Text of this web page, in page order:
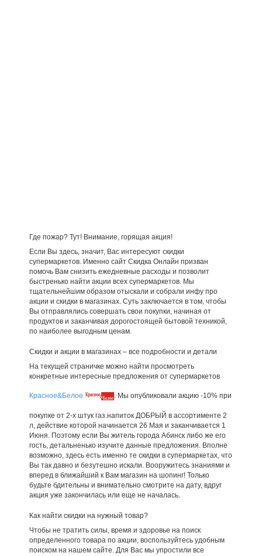
Где пожар? Тут! Внимание, горящая акция!
Если Вы здесь, значит, Вас интересуют скидки
супермаркетов. Именно сайт Скидка Онлайн призван
помочь Вам снизить ежедневные расходы и позволит
быстренько найти акции всех супермаркетов. Мы
тщательнейшим образом отыскали и собрали инфу про
акции и скидки в магазинах. Суть заключается в том, чтобы
Вы отправлялись совершать свои покупки, начиная от
продуктов и заканчивая дорогостоящей бытовой техникой,
по наиболее выгодным ценам.
Скидки и акции в магазинах – все подробности и детали
На текущей страничке можно найти просмотреть
конкретные интересные предложения от супермаркетов
Красное&Белое . Мы опубликовали акцию -10% при
покупке от 2-х штук газ.напиток ДОБРЫЙ в ассортименте 2
л, действие которой начинается 26 Мая и заканчивается 1
Июня. Поэтому если Вы житель города Абинск либо же его
гость, детальненько изучите данные предложения. Вполне
возможно, здесь есть именно те скидки в супермаркетах, что
Вы так давно и безутешно искали. Вооружитесь знаниями и
вперед в ближайший к Вам магазин на шопинг! Только
будьте бдительны и внимательно смотрите на дату, вдруг
акция уже закончилась или еще не началась.
Как найти скидки на нужный товар?
Чтобы не тратить силы, время и здоровье на поиск
определенного товара по акции, воспользуйтесь удобным
поиском на нашем сайте. Для Вас мы упростили все